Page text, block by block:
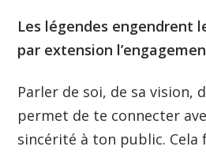
Les légendes engendrent
par extension
Parler de soi, de sa vision,
permet de te connecter
sincérité à ton public. Cela